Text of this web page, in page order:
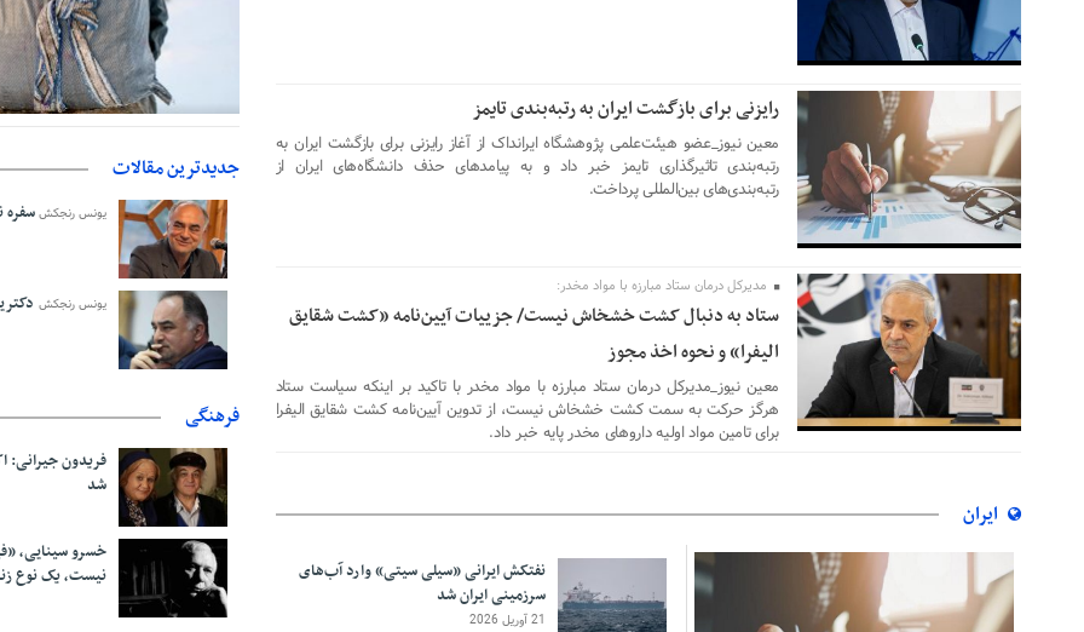
02 آگوست 2026 رایزنی برای بازگشت ایران به رتبه‌بندی تایمز
معین نیوز_عضو هیئت‌علمی پژوهشگاه ایرانداک از آغاز رایزنی برای بازگشت ایران به
رتبه‌بندی تاثیرگذاری تایمز خبر داد و به پیامدهای حذف دانشگاه‌های ایران از
رتبه‌بندی‌های بین‌المللی پرداخت.
مدیرکل درمان ستاد مبارزه با مواد مخدر:
ستاد به دنبال کشت خشخاش نیست/ جزییات آیین‌نامه «کشت شقایق
الیفرا» و نحوه اخذ مجوز
معین نیوز_مدیرکل درمان ستاد مبارزه با مواد مخدر با تاکید بر اینکه سیاست ستاد
هرگز حرکت به سمت کشت خشخاش نیست، از تدوین آیین‌نامه کشت شقایق الیفرا
برای تامین مواد اولیه داروهای مخدر پایه خبر داد.
ایران
02 آگوست 2026
نفتکش ایرانی «سیلی سیتی» وارد آب‌های
سرزمینی ایران شد
21 آوریل 2026
اولیه با کولبری وارد شود
فاقد سندیت است
جدیدترین مقالات
یونس رنجکشسفره
یونس رنجکش
فرهنگی
فریدون
شد
خسرو سینایی،
نیست، یک نوع